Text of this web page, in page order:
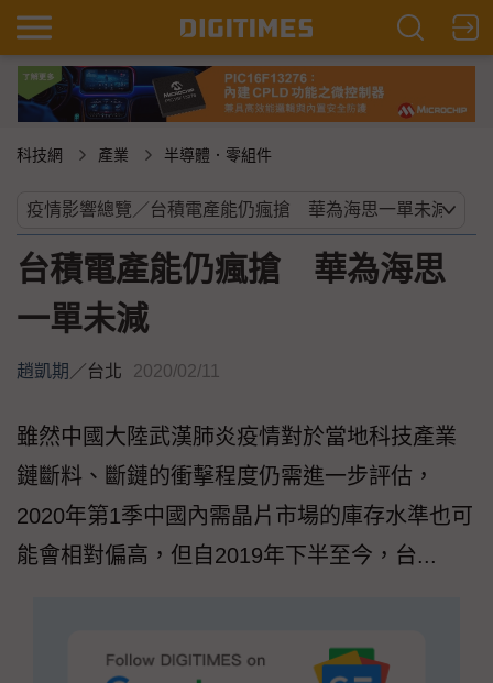
科技網 產業 半導體．零組件
台積電產能仍瘋搶 華為海思
一單未減
趙凱期 ／台北 2020/02/11
雖然中國大陸武漢肺炎疫情對於當地科技產業
鏈斷料、斷鏈的衝擊程度仍需進一步評估，
2020年第1季中國內需晶片市場的庫存水準也可
能會相對偏高，但自2019年下半至今，台...